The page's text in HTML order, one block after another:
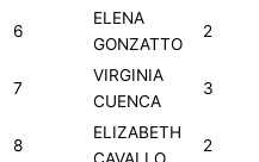
6
ELENA
GONZATTO
2
7
VIRGINIA
CUENCA
3
8
ELIZABETH
2